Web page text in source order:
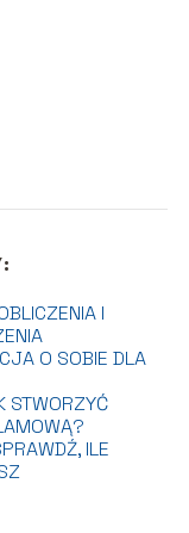
I
O SOBIE DLA
STWORZYĆ
ILE